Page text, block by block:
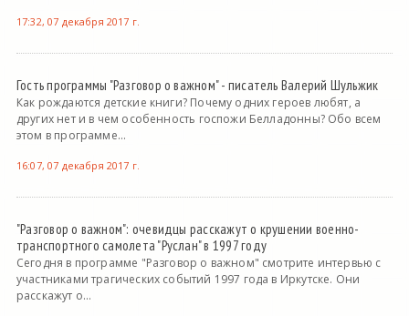
17:32, 07 декабря 2017 г.
Гость программы "Разговор о важном" - писатель Валерий Шульжик
Как рождаются детские книги? Почему одних героев любят, а
других нет и в чем особенность госпожи Белладонны? Обо всем
этом в программе...
16:07, 07 декабря 2017 г.
"Разговор о важном": очевидцы расскажут о крушении военно-
транспортного самолета "Руслан" в 1997 году
Сегодня в программе "Разговор о важном" смотрите интервью с
участниками трагических событий 1997 года в Иркутске. Они
расскажут о...